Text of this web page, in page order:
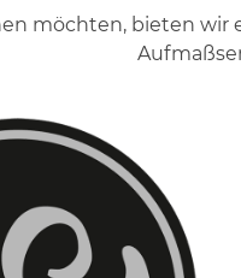
möchten, bieten